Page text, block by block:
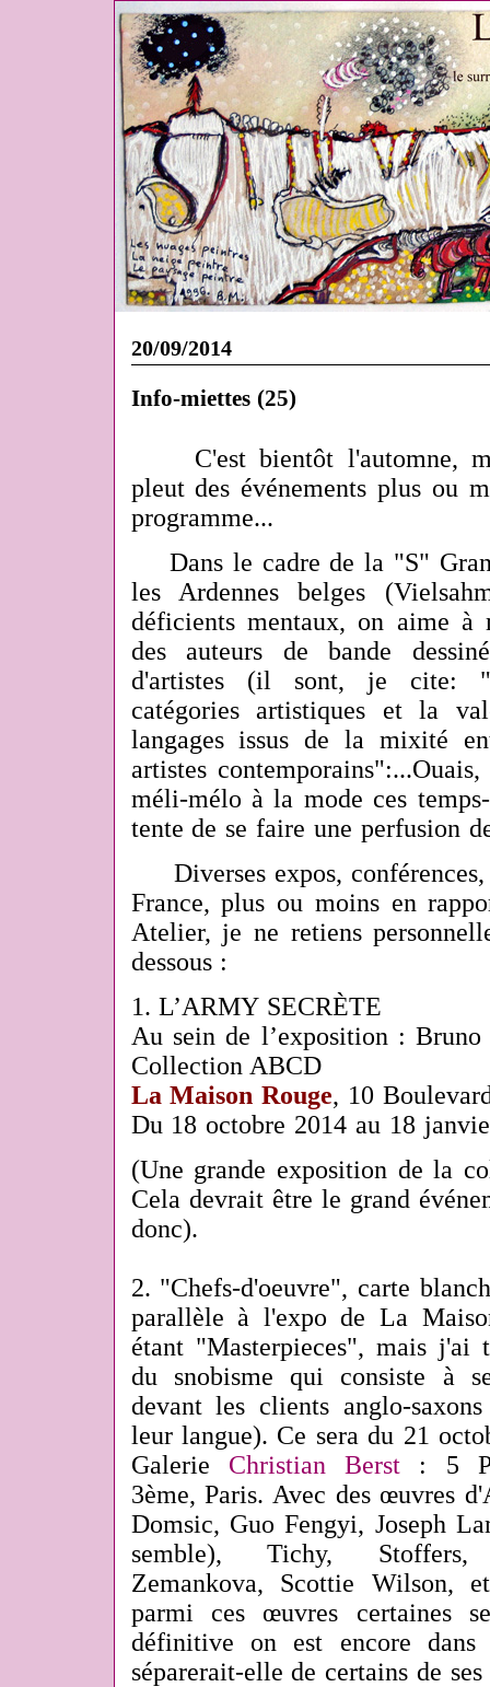
20/09/2014
Info-miettes (25)
C'est bientôt l'automne,
pleut des événements plus ou
programme...
Dans le cadre de la "S"
les Ardennes belges
déficients mentaux, on aime à
des auteurs de bande
d'artistes (il sont, je cite:
catégories artistiques et la
langages issus de la mixité
artistes
méli-mélo à la mode ces
tente de se faire une perfusion
Diverses expos, c
France, plus ou moins en
Atelier, je ne retiens
dessous :
1. L’ARMY SECRÈTE
Au sein de l’exposition :
Collection ABCD
La Maison Rouge, 10
Du 18 octobre 2014 au 18
(Une grande exposition de la
Cela devrait être le grand
donc).
2. "Chefs-d'oeuvre", carte
parallèle à l'expo de La
étant "Masterpieces", mais
du snobisme qui consiste à
devant les clients anglo-
leur langue). Ce sera du 21
Galerie Christian Berst : 5
3ème, Paris. Avec des œuvres
Domsic, Guo Fengyi, Joseph
semble), Tichy, Stoffers,
Zemankova, Scottie Wilson,
parmi ces œuvres certaines
définitive on est encore
séparerait-elle de certains de